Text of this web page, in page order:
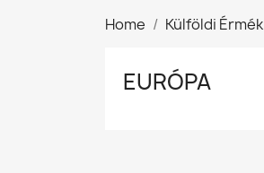
Home Külföldi Érmék
EURÓPA